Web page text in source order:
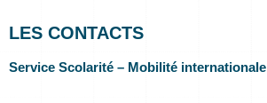
LES CONTACTS
Service Scolarité – Mobilité internationale